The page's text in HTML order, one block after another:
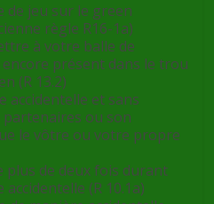
de jeu sur le green
règle R16-1a)
à votre balle de
présent dans le trou
(R 13.2)
accidentelle et sans
partenaires ou son
le vôtre ou votre propre
plus de deux fois durant
(R 10.1a)